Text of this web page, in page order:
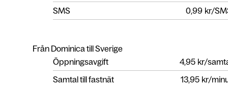
SMS
0,99 kr/
Från Dominica till Sverige
Öppningsavgift
4,95 kr/
Samtal till fastnät
13,95 kr/